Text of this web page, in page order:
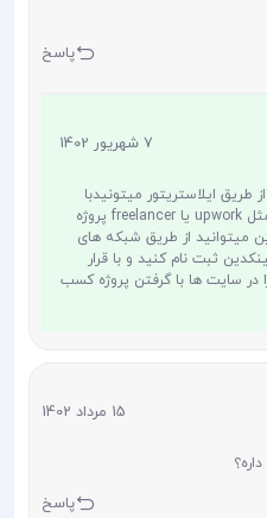
پاسخ
7 شهریور 1402
ایلاستریتور میتونیدبا
ثبت نام در سایت های فریلنسری مثل upwork یا freelancer پروژه
میتوانید از طریق شبکه های
ثبت نام کنید و با قرار
در سایت ها با گرفتن پروژه کسب
15 مرداد 1402
پاسخ